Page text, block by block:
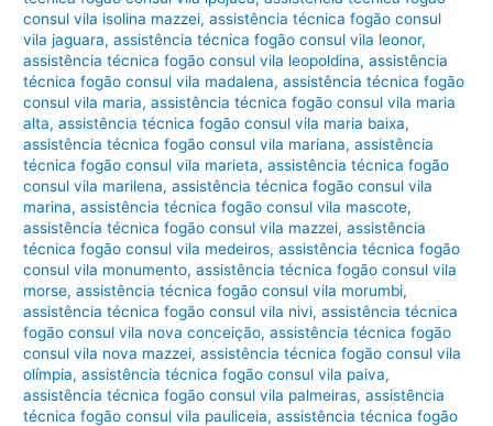
consul vila isolina mazzei,assistência técnica fogão consul
vila jaguara,assistência técnica fogão consul vila leonor,
assistência técnica fogão consul vila leopoldina,assistência
técnica fogão consul vila madalena,assistência técnica fogão
consul vila maria,assistência técnica fogão consul vila maria
alta,assistência técnica fogão consul vila maria baixa,
assistência técnica fogão consul vila mariana,assistência
técnica fogão consul vila marieta,assistência técnica fogão
consul vila marilena,assistência técnica fogão consul vila
marina,assistência técnica fogão consul vila mascote,
assistência técnica fogão consul vila mazzei,assistência
técnica fogão consul vila medeiros,assistência técnica fogão
consul vila monumento,assistência técnica fogão consul vila
morse,assistência técnica fogão consul vila morumbi,
assistência técnica fogão consul vila nivi,assistência técnica
fogão consul vila nova conceição,assistência técnica fogão
consul vila nova mazzei,assistência técnica fogão consul vila
olímpia,assistência técnica fogão consul vila paiva,
assistência técnica fogão consul vila palmeiras,assistência
técnica fogão consul vila pauliceia,assistência técnica fogão